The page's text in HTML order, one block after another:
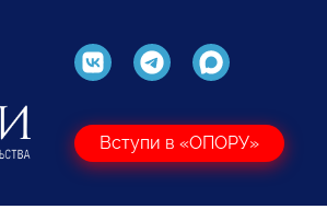
Вступи в «ОПОРУ»